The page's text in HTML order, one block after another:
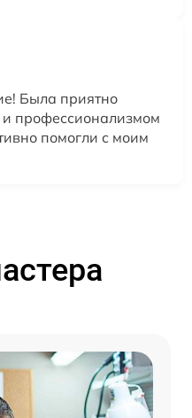
Была приятно
профессионализмом
помогли с моим